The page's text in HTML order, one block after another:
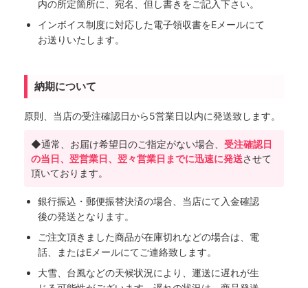
内の所定箇所に、宛名、但し書きをご記入下さい。
インボイス制度に対応した電子領収書をEメールにて
お送りいたします。
納期について
原則、当店の受注確認日から5営業日以内に発送致します。
◆通常、お届け希望日のご指定がない場合、 受注確認日
の当日、翌営業日、翌々営業日までに迅速に発送させて
頂いております。
銀行振込・郵便振替決済の場合、当店にて入金確認
後の発送となります。
ご注文頂きました商品が在庫切れなどの場合は、電
話、またはEメールにてご連絡致します。
大雪、台風などの天候状況により、運送に遅れが生